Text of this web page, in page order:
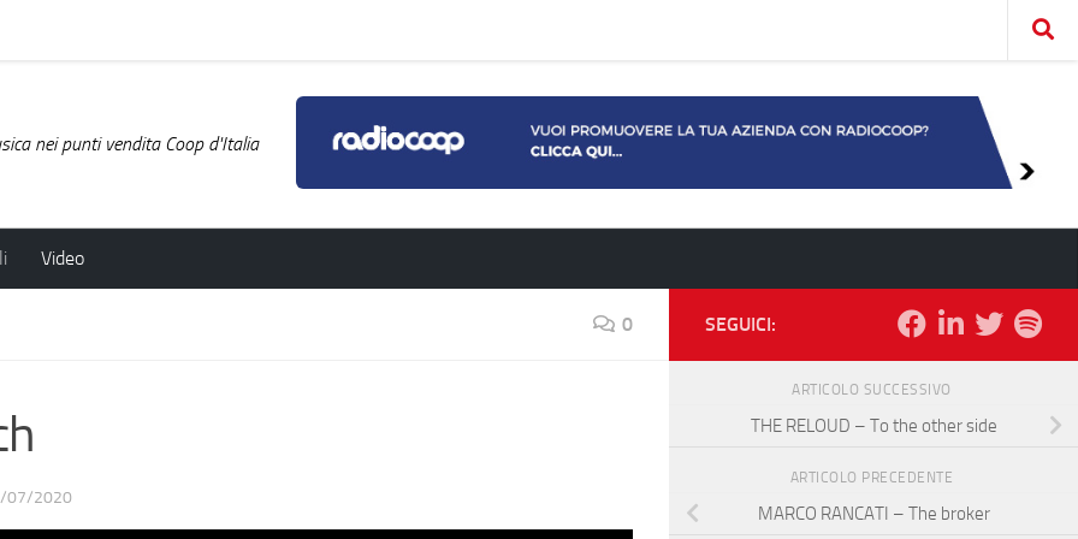
nei punti vendita Coop d'Italia
Video
0
07/2020
SEGUICI:
ARTICOLO SUCCESSIVO
THE RELOUD – To the other side
ARTICOLO PRECEDENTE
MARCO RANCATI – The broker